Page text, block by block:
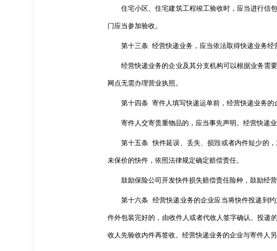
住宅小区、住宅建筑工程竣工验收时，应当进行信
门应当参加验收。
第十三条 经营快递业务，应当依法取得快递业务经
经营快递业务的企业及其分支机构可以根据业务需
网点无需办理营业执照。
第十四条 寄件人填写快递运单前，经营快递业务的
寄件人交寄贵重物品的，应当事先声明。经营快递
第十五条 快件延误、丢失、损毁或者内件短少的
未保价的快件，依照法律规定确定赔偿责任。
鼓励保险公司开发快件损失赔偿责任险种，鼓励经
第十六条 经营快递业务的企业应当将快件投递到
件外包装完好的，由收件人或者代收人签字确认。投递
收人先验收内件再签收。经营快递业务的企业与寄件人另